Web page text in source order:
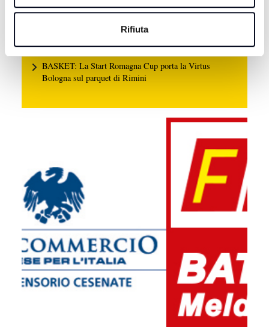
Rifiuta
CERVIA: Svolta nel caso Musiani, il sindaco ringrazia i
BASKET: La Start Romagna Cup porta la Virtus
Bologna sul parquet di Rimini